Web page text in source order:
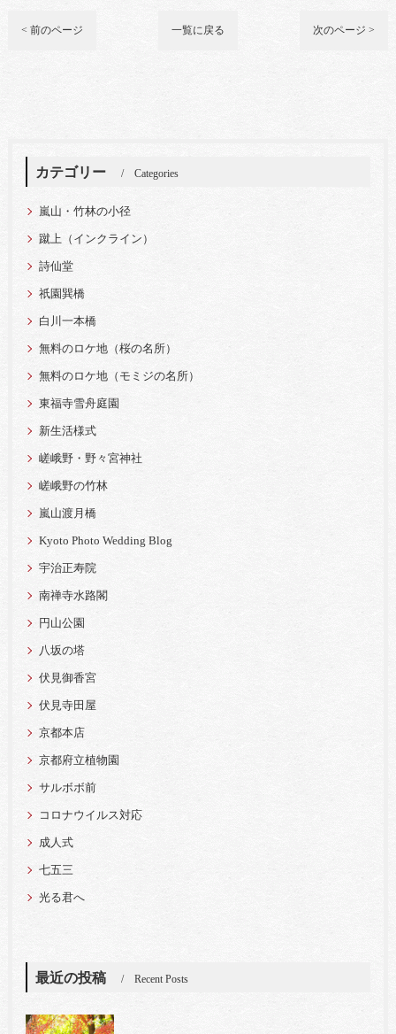
< 前のページ 一覧に戻る 次のページ >
カテゴリー Categories
嵐山・竹林の小径
蹴上（インクライン）
詩仙堂
祇園巽橋
白川一本橋
無料のロケ地（桜の名所）
無料のロケ地（モミジの名所）
東福寺雪舟庭園
新生活様式
嵯峨野・野々宮神社
嵯峨野の竹林
嵐山渡月橋
Kyoto Photo Wedding Blog
宇治正寿院
南禅寺水路閣
円山公園
八坂の塔
伏見御香宮
伏見寺田屋
京都本店
京都府立植物園
サルボボ前
コロナウイルス対応
成人式
七五三
光る君へ
最近の投稿 Recent Posts